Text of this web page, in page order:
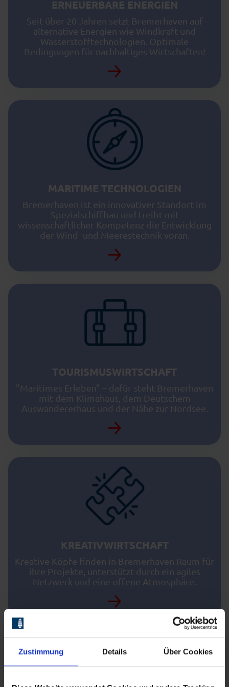
Zustimmung Details Über Cookies
ERNEUERBARE ENERGIEN
Seit über 20 Jahren setzt Bremerhaven auf
alternative Energien wie Windkraft und
Wasserstofftechnologien. Optimale
Bedingungen für nachhaltiges Wirtschaften!
MARITIME TECHNOLOGIEN
Bremerhaven ist ein innovativer Standort im
Spezialschiffbau und treibt mit
wissenschaftlicher Kompetenz die Entwicklung
der Wind- und Meerestechnik voran.
TOURISMUSWIRTSCHAFT
"Maritimes Erleben" – dafür steht Bremerhaven
mit dem Klimahaus, dem Deutschem
Auswandererhaus und der Nähe zur Nordsee.
KREATIVWIRTSCHAFT
Kreative Köpfe finden in Bremerhaven Raum für
ihre Projekte, unterstützt durch ein agiles
Netzwerk und eine offene Atmosphäre.